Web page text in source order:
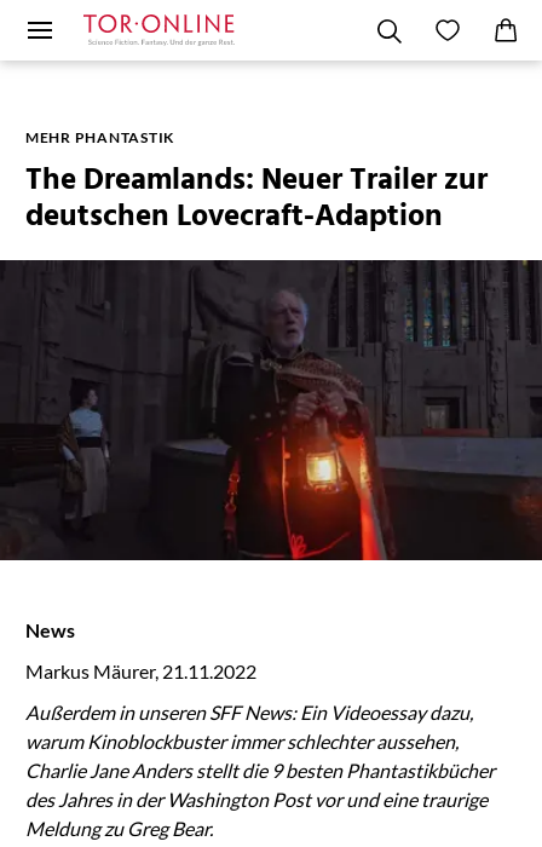
MEHR PHANTASTIK
The Dreamlands: Neuer Trailer zur
deutschen Lovecraft-Adaption
News
Markus Mäurer, 21.11.2022
Außerdem in unseren SFF News: Ein Videoessay dazu,
warum Kinoblockbuster immer schlechter aussehen,
Charlie Jane Anders stellt die 9 besten Phantastikbücher
des Jahres in der Washington Post vor und eine traurige
Meldung zu Greg Bear.